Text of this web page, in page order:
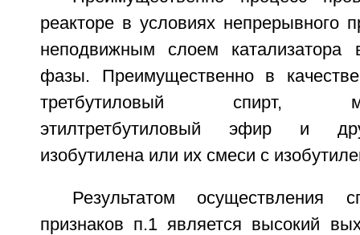
реакторе в условиях непрерывного
неподвижным слоем катализатора
фазы. Преимущественно в
третбутиловый спирт,
этилтретбутиловый эфир и
изобутилена или их смеси с
Результатом осуществления
признаков п.1 является высокий